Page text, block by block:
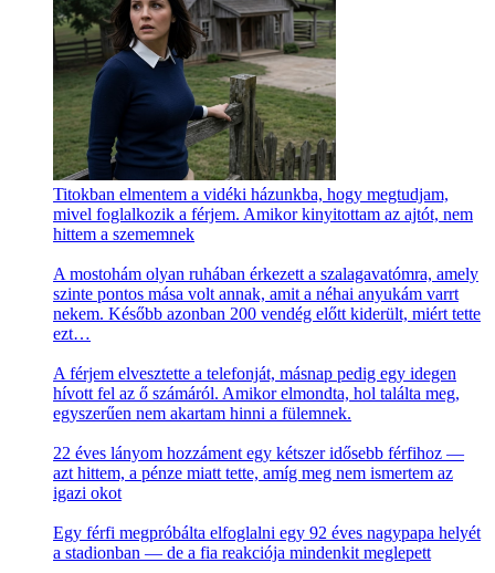
Titokban elmentem a vidéki házunkba, hogy megtudjam,
mivel foglalkozik a férjem. Amikor kinyitottam az ajtót, nem
hittem a szememnek
A mostohám olyan ruhában érkezett a szalagavatómra, amely
szinte pontos mása volt annak, amit a néhai anyukám varrt
nekem. Később azonban 200 vendég előtt kiderült, miért tette
ezt…
A férjem elvesztette a telefonját, másnap pedig egy idegen
hívott fel az ő számáról. Amikor elmondta, hol találta meg,
egyszerűen nem akartam hinni a fülemnek.
22 éves lányom hozzáment egy kétszer idősebb férfihoz —
azt hittem, a pénze miatt tette, amíg meg nem ismertem az
igazi okot
Egy férfi megpróbálta elfoglalni egy 92 éves nagypapa helyét
a stadionban — de a fia reakciója mindenkit meglepett